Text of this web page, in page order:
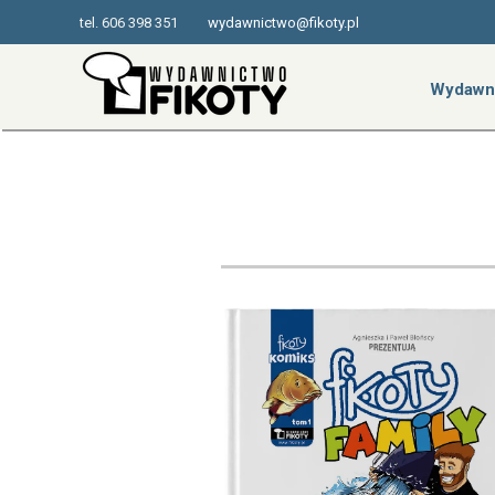
tel. 606 398 351 wydawnictwo@fikoty.pl